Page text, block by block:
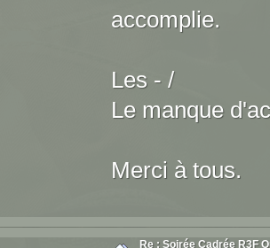
accomplie.
Les - /
Le manque
Merci à tous.
Re : Soirée Cadrée R3F